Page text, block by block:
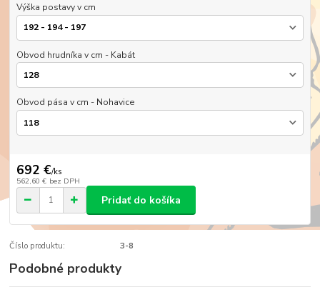
Výška postavy v cm
Obvod hrudníka v cm - Kabát
Obvod pása v cm - Nohavice
692 €/ks
562,60 € bez DPH
Pridať do košíka
Číslo produktu: 3-8
Podobné produkty